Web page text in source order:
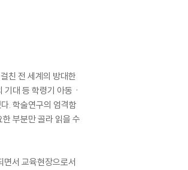
친 전 세계의 방대한
대 등 학령기 아동ㆍ
. 학술연구의 엄격함
부분만 골라 읽을 수
면서 교육현장으로서